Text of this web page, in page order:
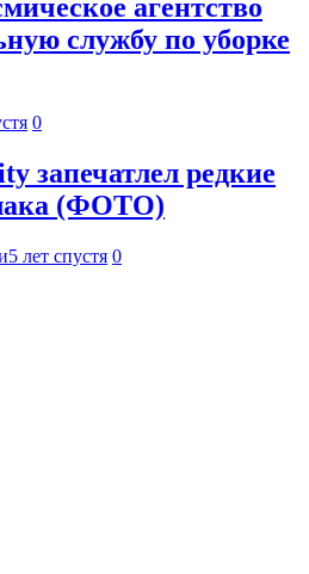
агентство
службу по уборке
0
запечатлел редкие
(ФОТО)
5 лет спустя 0